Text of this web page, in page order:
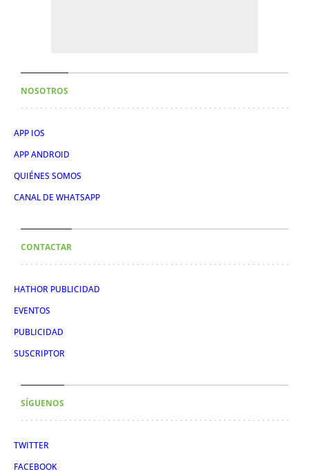
NOSOTROS
APP IOS
APP ANDROID
QUIÉNES SOMOS
CANAL DE WHATSAPP
CONTACTAR
HATHOR PUBLICIDAD
EVENTOS
PUBLICIDAD
SUSCRIPTOR
SÍGUENOS
TWITTER
FACEBOOK